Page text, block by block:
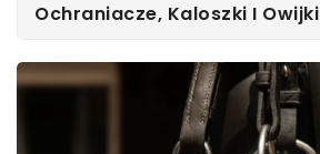
Ochraniacze, Kaloszki I Owijki